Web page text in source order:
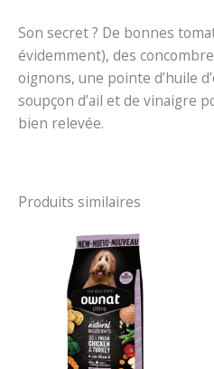
Son secret ? De bonnes
évidemment), des
oignons, une pointe d’huile
soupçon d’ail et de vinaigre
bien relevée.
Produits similaires